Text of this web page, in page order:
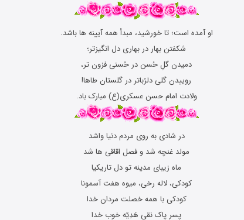
او آمده است؛ تا خورشید، مبدأ همه آیینه ها باشد.
شکفتن بهار در بهاری دل انگیزتر؛
دمیدن گلِ حُسن در حُسنی فزون تر،
روییدن گلی دلرُباتر در گلستان طاها!
ولادت امام حسن عسکری(ع) مبارک باد.
در شادى به روى مردم دنیا واشد
مولد غنچه شد و فصل اقاقى ها شد
ماه زیباى مدینه تو دل تاریکیا
کودکى، لاله رخى، میوه هفت آسمونا
کودکى با همه خصلت مردان خدا
پسر پاک نقى هَدِیّه خوب خدا